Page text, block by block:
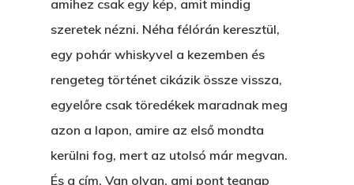
amihez csak egy kép, amit mindig
szeretek nézni. Néha félórán keresztül,
egy pohár whiskyvel a kezemben és
rengeteg történet cikázik össze vissza,
egyelőre csak töredékek maradnak meg
azon a lapon, amire az első mondta
kerülni fog, mert az utolsó már megvan.
És a cím. Van olyan, ami pont tegnap